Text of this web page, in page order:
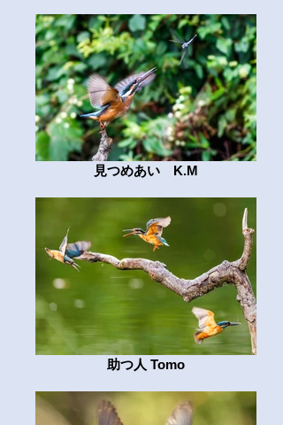
見つめあい K.M
助つ人 Tomo